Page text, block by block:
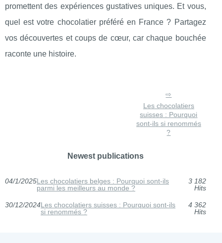
promettent des expériences gustatives uniques. Et vous,
quel est votre chocolatier préféré en France ? Partagez
vos découvertes et coups de cœur, car chaque bouchée
raconte une histoire.
Les chocolatiers
suisses : Pourquoi
sont-ils si renommés
?
Newest publications
04/1/2025Les chocolatiers belges : Pourquoi sont-ils
parmi les meilleurs au monde ?
3 182
Hits
30/12/2024Les chocolatiers suisses : Pourquoi sont-ils
si renommés ?
4 362
Hits